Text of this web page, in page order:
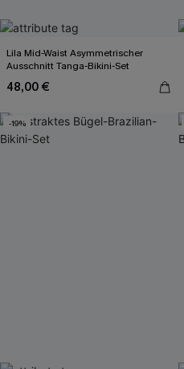
Lila Mid-Waist Asymmetrischer
Ausschnitt Tanga-Bikini-Set
48,00 €
-19%